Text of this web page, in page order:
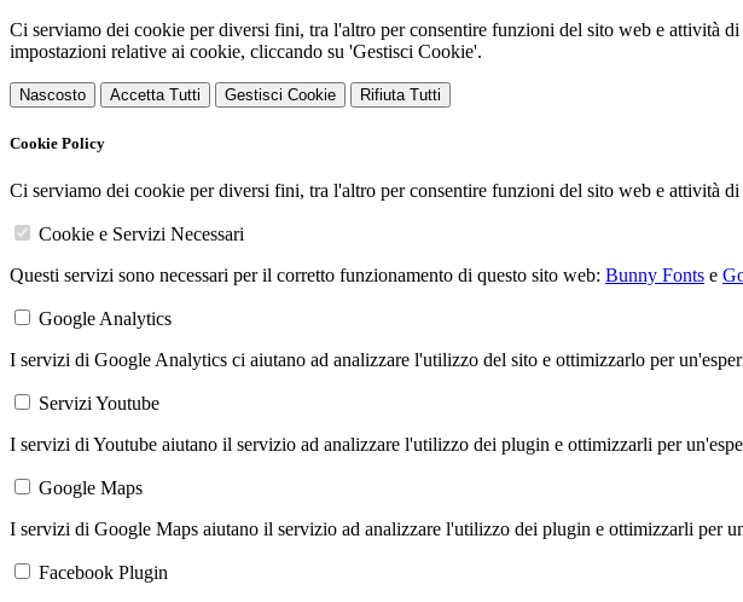
Ci serviamo dei cookie per diversi fini, tra l'altro per consentire funzioni del sito web e attività
impostazioni relative ai cookie, cliccando su 'Gestisci Cookie'.
Nascosto Accetta Tutti Gestisci Cookie Rifiuta Tutti
Cookie Policy
Ci serviamo dei cookie per diversi fini, tra l'altro per consentire funzioni del sito web e attività
Cookie e Servizi Necessari
Questi servizi sono necessari per il corretto funzionamento di questo sito web: Bunny Fonts e
Google Analytics
I servizi di Google Analytics ci aiutano ad analizzare l'utilizzo del sito e ottimizzarlo per
Servizi Youtube
I servizi di Youtube aiutano il servizio ad analizzare l'utilizzo dei plugin e ottimizzarli per
Google Maps
I servizi di Google Maps aiutano il servizio ad analizzare l'utilizzo dei plugin e ottimizzarli per
Facebook Plugin